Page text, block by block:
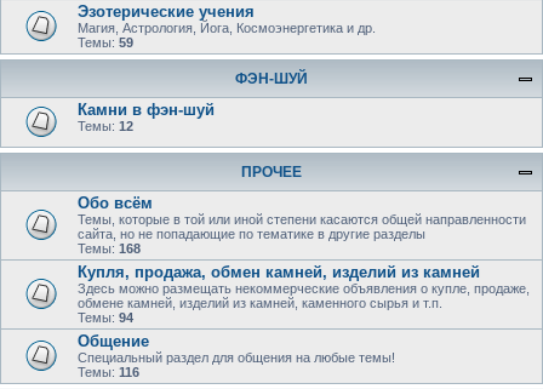
Эзотерические учения
Магия, Астрология, Йога, Космоэнергетика и др.
Темы: 59
ФЭН-ШУЙ
Камни в фэн-шуй
Темы: 12
ПРОЧЕЕ
Обо всём
Темы, которые в той или иной степени касаются общей направленности
сайта, но не попадающие по тематике в другие разделы
Темы: 168
Купля, продажа, обмен камней, изделий из камней
Здесь можно размещать некоммерческие объявления о купле, продаже,
обмене камней, изделий из камней, каменного сырья и т.п.
Темы: 94
Общение
Специальный раздел для общения на любые темы!
Темы: 116